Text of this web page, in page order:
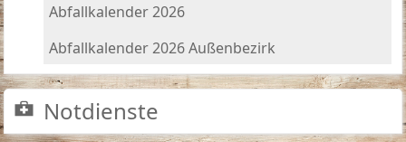
Abfallkalender 2026
Abfallkalender 2026 Außenbezirk
Notdienste